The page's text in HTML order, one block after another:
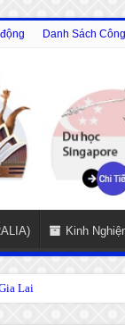
Danh Sách
Kinh
Lai